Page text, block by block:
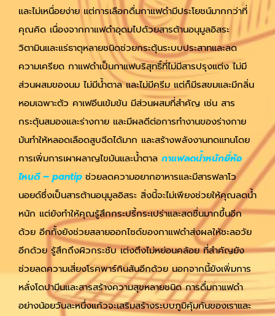
และไม่เหนื่อยง่าย แต่การเลือกดื่มกาแฟดำมีประโยชน์มากกว่าที่
คุณคิด เนื่องจากกาแฟดำอุดมไปด้วยสารต้านอนุมูลอิสระ
วิตามินและแร่ธาตุหลายชนิดช่วยกระตุ้นระบบประสาทและลด
ความเครียด กาแฟดำเป็นกาแฟบริสุทธิ์ที่ไม่มีสารปรุงแต่ง ไม่มี
ส่วนผสมของนม ไม่มีน้ำตาล และไม่มีครีม แต่ก็มีรสขมและมีกลิ่น
หอมเฉพาะตัว คาเฟอีนเข้มข้น มีส่วนผสมที่สำคัญ เช่น สาร
กระตุ้นสมองและร่างกาย และมีผลดีต่อการทำงานของร่างกาย
มันทำให้หลอดเลือดสูบฉีดได้มาก และสร้างพลังงานทดแทนโดย
การเพิ่มการเผาผลาญไขมันและน้ำตาล กาแฟลดน้ำหนักยี่ห้อ
ไหนดี – pantip ช่วยลดความอยากอาหารและมีสารฟลาโว
นอยด์ซึ่งเป็นสารต้านอนุมูลอิสระ สิ่งนี้จะไม่เพียงช่วยให้คุณลดน้ำ
หนัก แต่ยังทำให้คุณรู้สึกกระปรี้กระเปร่าและสดชื่นมากขึ้นอีก
ด้วย อีกทั้งยังช่วยสลายออกไซด์ของกาแฟดำส่งผลให้ชะลอวัย
อีกด้วย รู้สึกถึงผิวกระชับ เต่งตึงไม่หย่อนคล้อย ที่สำคัญยัง
ช่วยลดความเสี่ยงโรคพาร์กินสันอีกด้วย นอกจากนี้ยังเพิ่มการ
หลั่งโดปามีนและสารสร้างความสุขหลายชนิด การดื่มกาแฟดำ
อย่างน้อยวันละหนึ่งแก้วจะเสริมสร้างระบบภูมิคุ้มกันของเราและ